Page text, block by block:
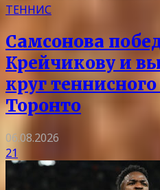
ТЕННИС
Самсонова
Крейчикову и
круг
Торонто
06.08.2026
21